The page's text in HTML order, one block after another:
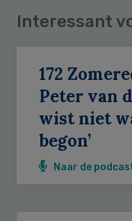
Interessant
172
Peter van
wist niet
begon’
Naar de